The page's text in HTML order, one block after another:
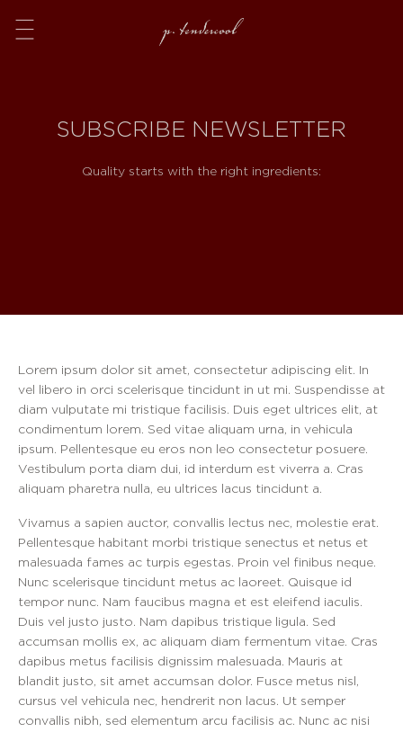
Menu
SUBSCRIBE NEWSLETTER
Quality starts with the right ingredients:
Lorem ipsum dolor sit amet, consectetur adipiscing elit. In
vel libero in orci scelerisque tincidunt in ut mi. Suspendisse at
diam vulputate mi tristique facilisis. Duis eget ultrices elit, at
condimentum lorem. Sed vitae aliquam urna, in vehicula
ipsum. Pellentesque eu eros non leo consectetur posuere.
Vestibulum porta diam dui, id interdum est viverra a. Cras
aliquam pharetra nulla, eu ultrices lacus tincidunt a.
Vivamus a sapien auctor, convallis lectus nec, molestie erat.
Pellentesque habitant morbi tristique senectus et netus et
malesuada fames ac turpis egestas. Proin vel finibus neque.
Nunc scelerisque tincidunt metus ac laoreet. Quisque id
tempor nunc. Nam faucibus magna et est eleifend iaculis.
Duis vel justo justo. Nam dapibus tristique ligula. Sed
accumsan mollis ex, ac aliquam diam fermentum vitae. Cras
dapibus metus facilisis dignissim malesuada. Mauris at
blandit justo, sit amet accumsan dolor. Fusce metus nisl,
cursus vel vehicula nec, hendrerit non lacus. Ut semper
convallis nibh, sed elementum arcu facilisis ac. Nunc ac nisi